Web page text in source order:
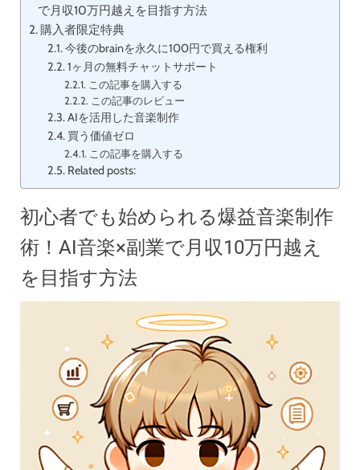
で月収10万円越えを目指す方法
購入者限定特典
今後のbrainを永久に100円で買える権利
1ヶ月の無料チャットサポート
この記事を購入する
この記事のレビュー
AIを活用した音楽制作
買う価値ゼロ
この記事を購入する
Related posts:
初心者でも始められる爆益音楽制作
術！AI音楽×副業で月収10万円越え
を目指す方法